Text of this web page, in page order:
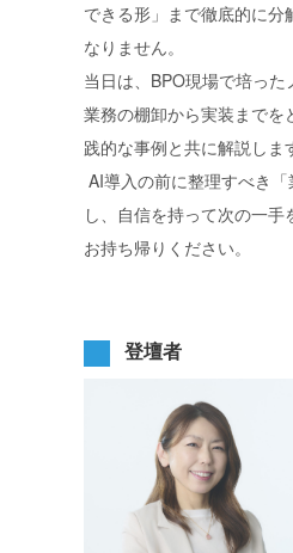
できる形」まで徹底的に分
なりません。
当日は、BPO現場で培った
業務の棚卸から実装までを
践的な事例と共に解説しま
AI導入の前に整理すべき
し、自信を持って次の一
お持ち帰りください。
登壇者